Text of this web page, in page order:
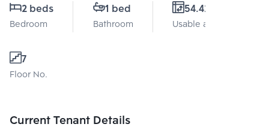
2 beds
Bedroom
1 bed
Bathroom
54.42 Sq.m.
Usable area
7
Floor No.
Current Tenant Details